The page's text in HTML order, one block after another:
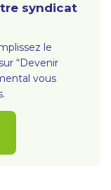
syndicat
le
“Devenir
vous